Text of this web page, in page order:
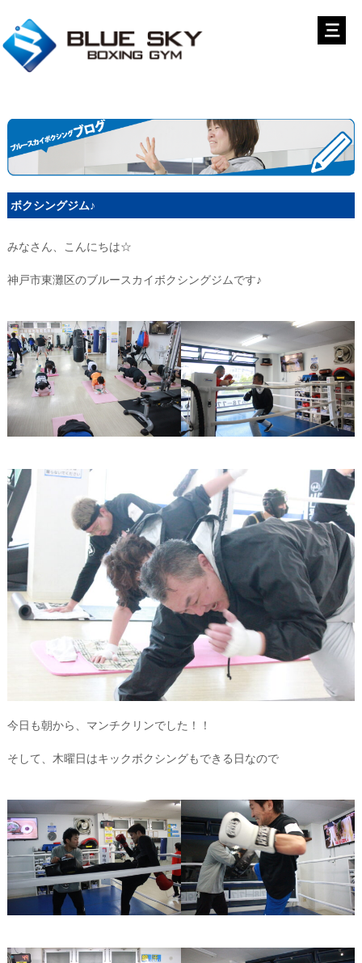
ボクシングジム♪
みなさん、こんにちは☆
神戸市東灘区のブルースカイボクシングジムです♪
今日も朝から、マンチクリンでした！！
そして、木曜日はキックボクシングもできる日なので